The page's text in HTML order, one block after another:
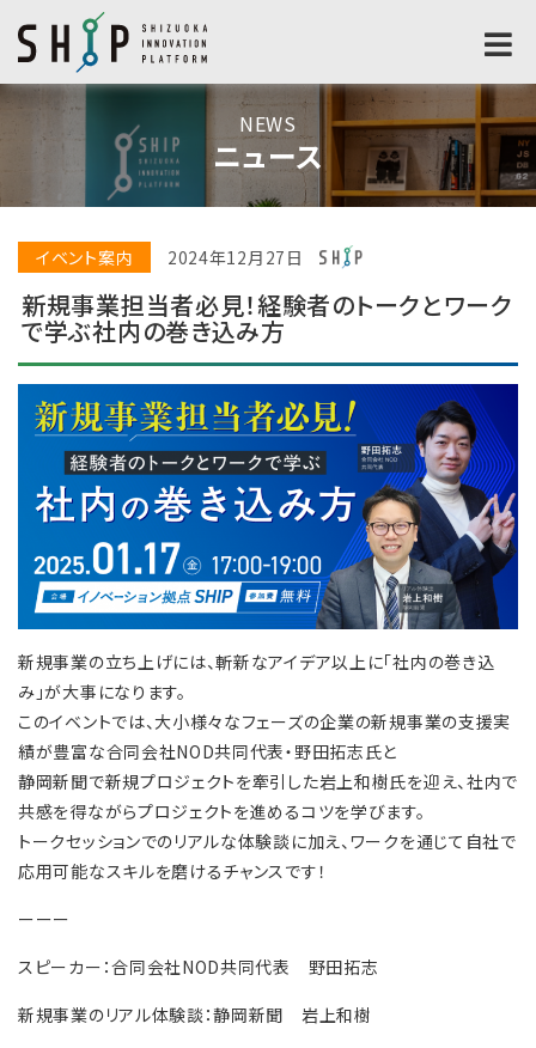
NEWS
ニュース
イベント案内 2024年12月27日
新規事業担当者必見！経験者のトークとワーク
で学ぶ社内の巻き込み方
新規事業の立ち上げには、斬新なアイデア以上に「社内の巻き込
み」が大事になります。
このイベントでは、大小様々なフェーズの企業の新規事業の支援実
績が豊富な合同会社NOD共同代表・野田拓志氏と
静岡新聞で新規プロジェクトを牽引した岩上和樹氏を迎え、社内で
共感を得ながらプロジェクトを進めるコツを学びます。
トークセッションでのリアルな体験談に加え、ワークを通じて自社で
応用可能なスキルを磨けるチャンスです！
ーーー
スピーカー：合同会社NOD共同代表 野田拓志
新規事業のリアル体験談：静岡新聞 岩上和樹